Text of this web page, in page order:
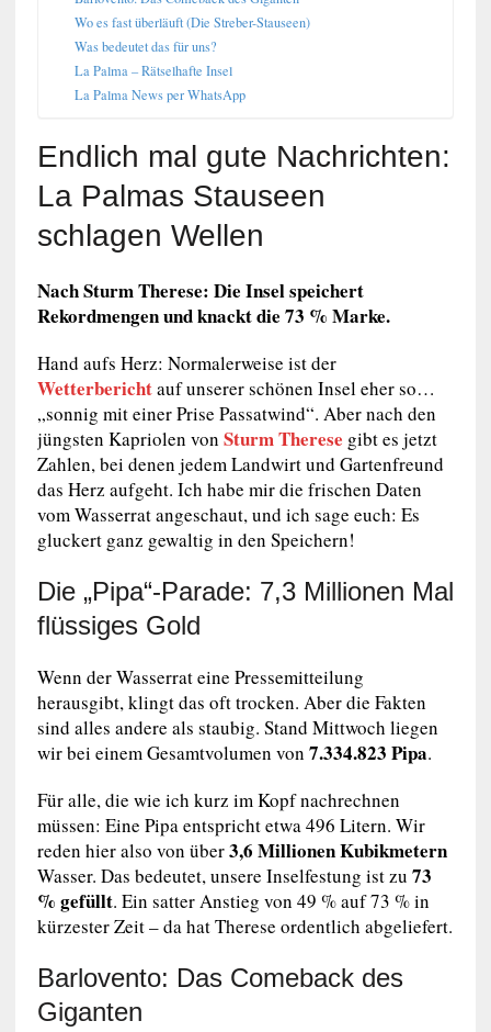
Wo es fast überläuft (Die Streber-Stauseen)
Was bedeutet das für uns?
La Palma – Rätselhafte Insel
La Palma News per WhatsApp
Endlich mal gute Nachrichten:
La Palmas Stauseen
schlagen Wellen
Nach Sturm Therese: Die Insel speichert
Rekordmengen und knackt die 73 % Marke.
Hand aufs Herz: Normalerweise ist der
Wetterberichtauf unserer schönen Insel eher so…
„sonnig mit einer Prise Passatwind“. Aber nach den
jüngsten Kapriolen von Sturm Therese gibt es jetzt
Zahlen, bei denen jedem Landwirt und Gartenfreund
das Herz aufgeht. Ich habe mir die frischen Daten
vom Wasserrat angeschaut, und ich sage euch: Es
gluckert ganz gewaltig in den Speichern!
Die „Pipa“-Parade: 7,3 Millionen Mal
flüssiges Gold
Wenn der Wasserrat eine Pressemitteilung
herausgibt, klingt das oft trocken. Aber die Fakten
sind alles andere als staubig. Stand Mittwoch liegen
wir bei einem Gesamtvolumen von 7.334.823 Pipa.
Für alle, die wie ich kurz im Kopf nachrechnen
müssen: Eine Pipa entspricht etwa 496 Litern. Wir
reden hier also von über3,6 Millionen Kubikmetern
Wasser. Das bedeutet, unsere Inselfestung ist zu 73
% gefüllt. Ein satter Anstieg von 49 % auf 73 % in
kürzester Zeit – da hat Therese ordentlich abgeliefert.
Barlovento: Das Comeback des
Giganten